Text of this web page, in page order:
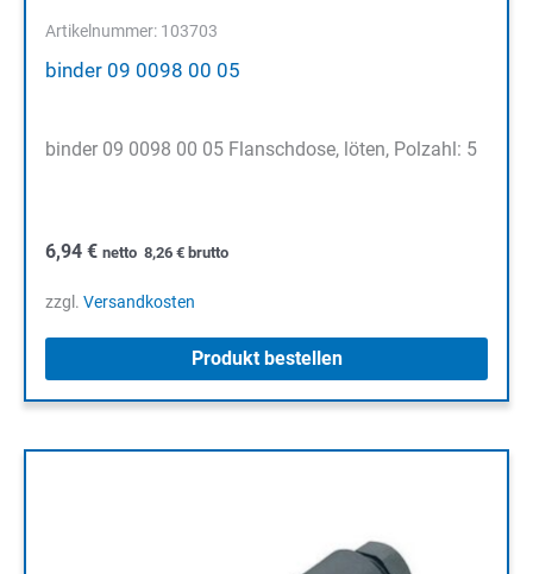
Artikelnummer: 103703
binder 09 0098 00 05
binder 09 0098 00 05 Flanschdose, löten, Polzahl: 5
6,94 € netto 8,26 € brutto
zzgl. Versandkosten
Produkt bestellen